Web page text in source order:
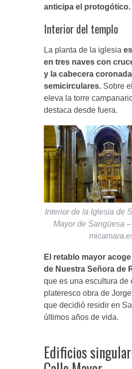
anticipa el protogótico.
Interior del templo
La planta de la iglesia
en tres naves con
y la cabecera
semicirculares.Sobre
eleva la torre
destaca desde fuera.
Interior de la Iglesia de
Mayor de Sangüesa
El retablo mayor
de Nuestra Señora de
que es una escultura de
plateresco obra de
que decidió residir en
últimos años de vida.
Edificios